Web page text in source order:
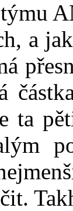
a
ta